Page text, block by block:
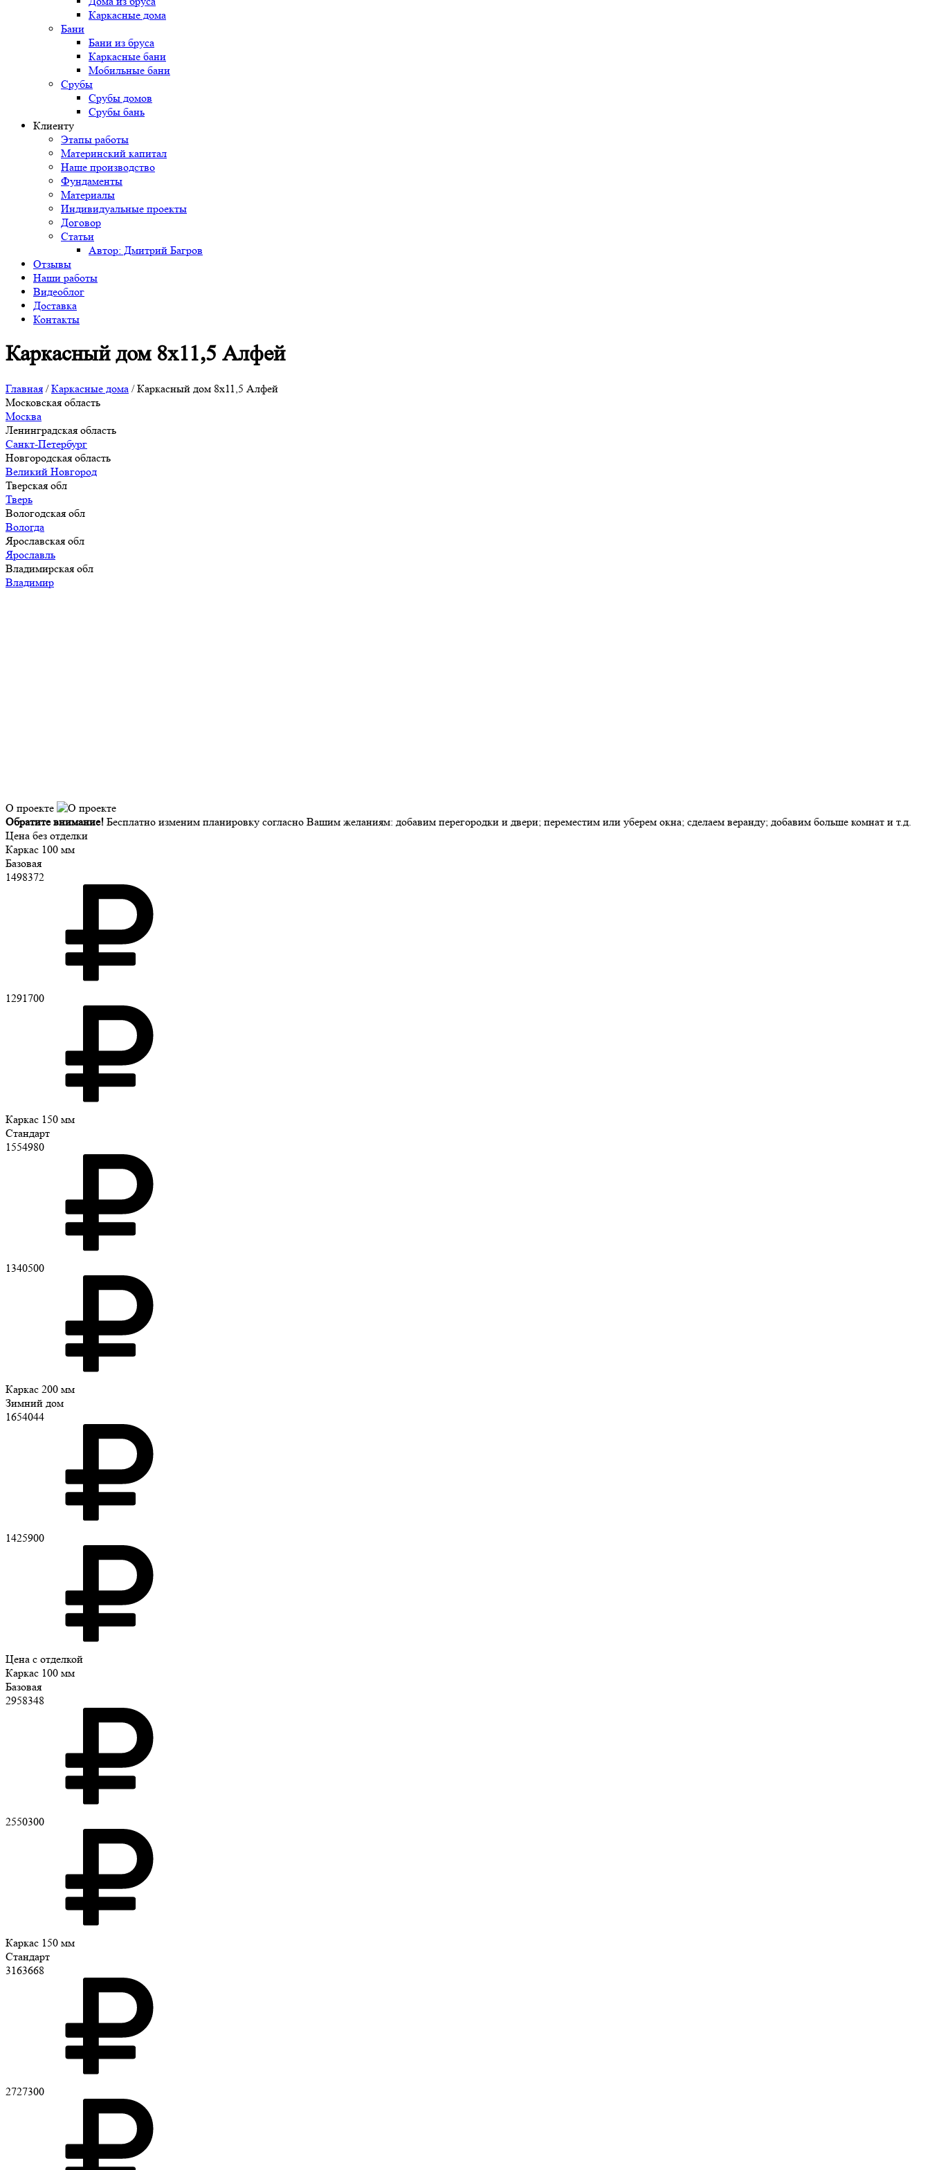
Каркасные дома
Бани
Бани из бруса
Каркасные бани
Мобильные бани
Срубы
Срубы домов
Срубы бань
Клиенту
Этапы работы
Материнский капитал
Наше производство
Фундаменты
Материалы
Индивидуальные проекты
Договор
Статьи
Автор: Дмитрий Багров
Отзывы
Наши работы
Видеоблог
Доставка
Контакты
Каркасный дом 8х11,5 Алфей
Главная /Каркасные дома /Каркасный дом 8х11,5 Алфей
Московская область
Москва
Ленинградская область
Санкт-Петербург
Новгородская область
Великий Новгород
Тверская обл
Тверь
Вологодская обл
Вологда
Ярославская обл
Ярославль
Владимирская обл
Владимир
О проекте
Обратите внимание! Бесплатно изменим планировку согласно Вашим желаниям: добавим перегородки и двери; переместим или уберем окна; сделаем веранду; добавим больше комнат и т.д.
Цена без отделки
Каркас 100 мм
Базовая
1498372
1291700
Каркас 150 мм
Стандарт
1554980
1340500
Каркас 200 мм
Зимний дом
1654044
1425900
Цена с отделкой
Каркас 100 мм
Базовая
2958348
2550300
Каркас 150 мм
Стандарт
3163668
2727300